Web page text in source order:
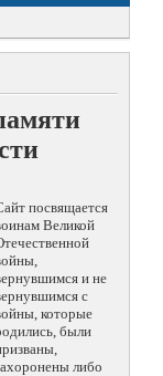
посвящается
Великой
и не
с
которые
были
либо